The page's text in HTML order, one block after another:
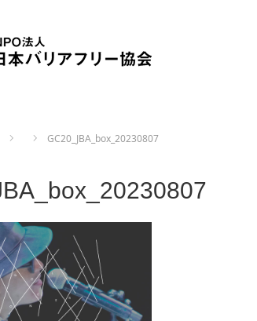
GC20_JBA_box_20230807